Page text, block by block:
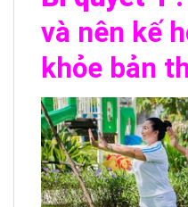
và nên kế
khỏe bản